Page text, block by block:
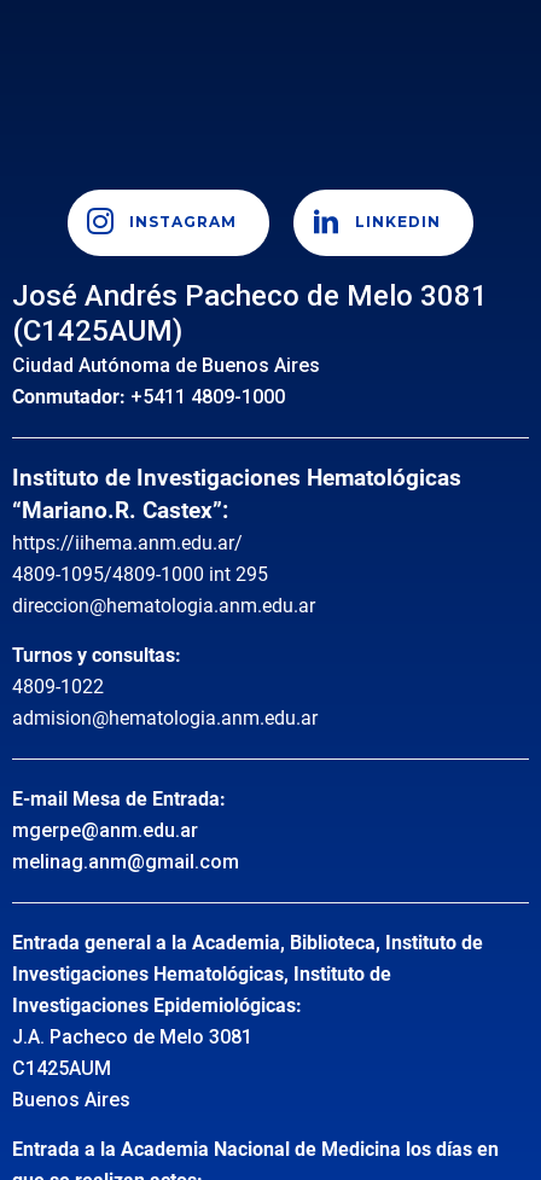
INSTAGRAM LINKEDIN
José Andrés Pacheco de Melo 3081
(C1425AUM)
Ciudad Autónoma de Buenos Aires
Conmutador: +5411 4809-1000
Instituto de Investigaciones Hematológicas
“Mariano.R. Castex”:
https://iihema.anm.edu.ar/
4809-1095/4809-1000 int 295
direccion@hematologia.anm.edu.ar
Turnos y consultas:
4809-1022
admision@hematologia.anm.edu.ar
E-mail Mesa de Entrada:
mgerpe@anm.edu.ar
melinag.anm@gmail.com
Entrada general a la Academia, Biblioteca, Instituto de
Investigaciones Hematológicas, Instituto de
Investigaciones Epidemiológicas:
J.A. Pacheco de Melo 3081
C1425AUM
Buenos Aires
Entrada a la Academia Nacional de Medicina los días en